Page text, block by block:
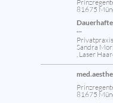
81675
...
Sandra
, Laser
81675